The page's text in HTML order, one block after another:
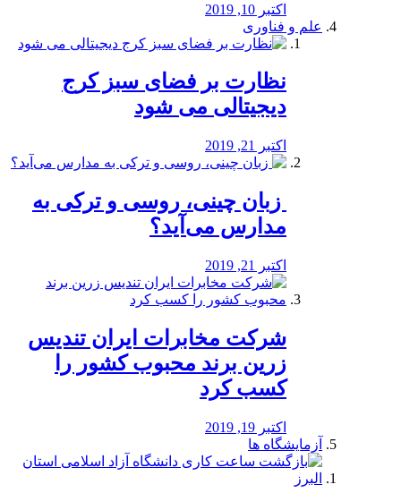
اکتبر 10, 2019
علم و فناوری
نظارت بر فضای سبز کرج
دیجیتالی می شود
اکتبر 21, 2019
️ زبان چینی، روسی و ترکی به
مدارس می‌آید؟
اکتبر 21, 2019
شرکت مخابرات ایران تندیس
زرین برند محبوب کشور را
کسب کرد
اکتبر 19, 2019
آزمایشگاه ها